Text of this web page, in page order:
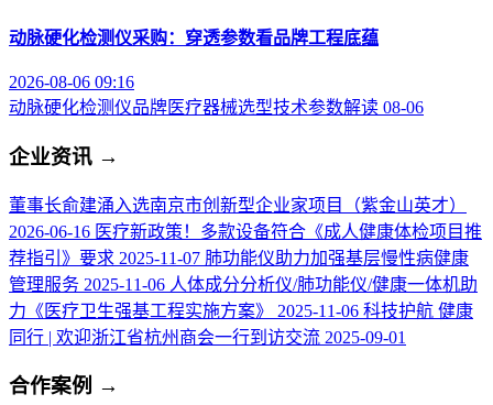
动脉硬化检测仪采购：穿透参数看品牌工程底蕴
2026-08-06 09:16
动脉硬化检测仪品牌医疗器械选型技术参数解读 08-06
企业资讯 →
董事长俞建涌入选南京市创新型企业家项目（紫金山英才）
2026-06-16 医疗新政策！多款设备符合《成人健康体检项目推
荐指引》要求 2025-11-07 肺功能仪助力加强基层慢性病健康
管理服务 2025-11-06 人体成分分析仪/肺功能仪/健康一体机助
力《医疗卫生强基工程实施方案》
2025-11-06 科技护航 健康
同行 | 欢迎浙江省杭州商会一行到访交流 2025-09-01
合作案例 →